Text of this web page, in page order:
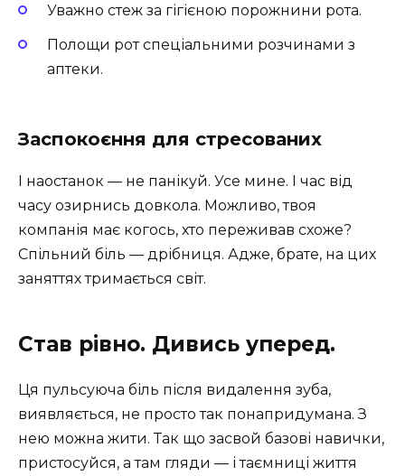
Уважно стеж за гігієною порожнини рота.
Полощи рот спеціальними розчинами з
аптеки.
Заспокоєння для стресованих
І наостанок — не панікуй. Усе мине. І час від
часу озирнись довкола. Можливо, твоя
компанія має когось, хто переживав схоже?
Спільний біль — дрібниця. Адже, брате, на цих
заняттях тримається світ.
Став рівно. Дивись уперед.
Ця пульсуюча біль після видалення зуба,
виявляється, не просто так понапридумана. З
нею можна жити. Так що засвой базові навички,
пристосуйся, а там гляди — і таємниці життя